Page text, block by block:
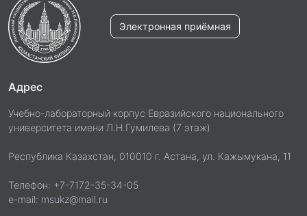
Электронная приёмная
Адрес
Учебно-лабораторный корпус Евразийского национального
университета имени Л.Н.Гумилева (7 этаж)
Республика Казахстан, 010010 г. Астана, ул. Кажымукана, 11
Телефон: +7-7172-35-34-05
e-mail: msukz@mail.ru